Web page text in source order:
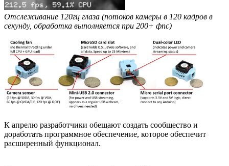
Отслеживание 120гц глаза (потоков камеры в 120 кадров в
секунду, обработка выполняется при 200+ фпс)
К апрелю разработчики обещают создать сообщество и
доработать программное обеспечение, которое обеспечит
расширенный функционал.